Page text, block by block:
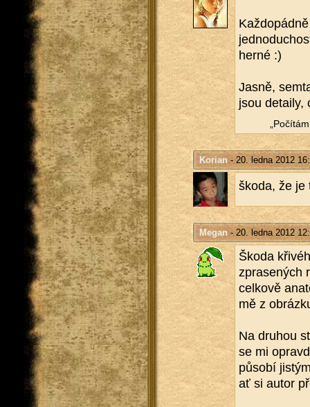
her­né :)
Jasně,
jsou de­tai­ly,
Korian- 20. ledna 2012
škoda, že je
Megan- 20. ledna 2012
Škoda
zpra­se­ných
cel­ko­vě
mě z
Na dru­hou
se mi
pů­so­bí
ať si autor